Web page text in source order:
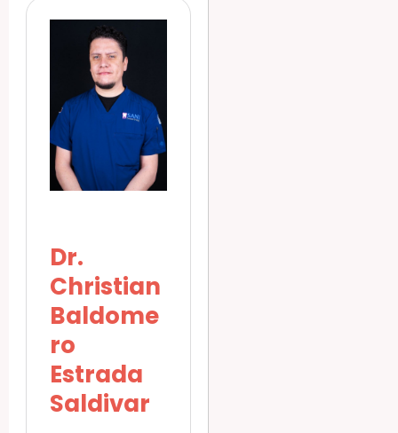
Dr.
Christian
Baldome
ro
Estrada
Saldivar